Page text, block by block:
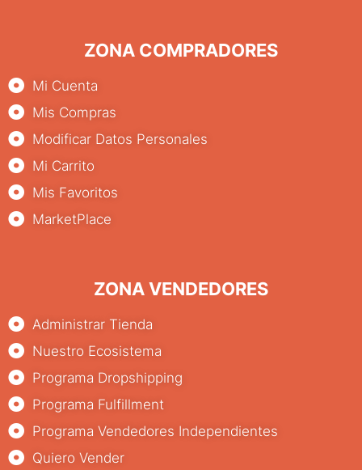
ZONA COMPRADORES
Mi Cuenta
Mis Compras
Modificar Datos Personales
Mi Carrito
Mis Favoritos
MarketPlace
ZONA VENDEDORES
Administrar Tienda
Nuestro Ecosistema
Programa Dropshipping
Programa Fulfillment
Programa Vendedores Independientes
Quiero Vender